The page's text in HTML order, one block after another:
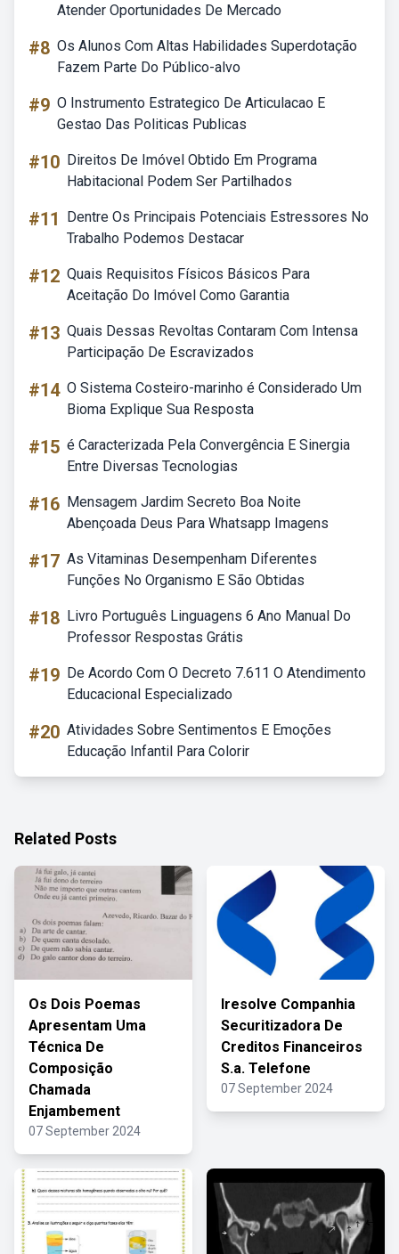
Atender Oportunidades De Mercado
#8 Os Alunos Com Altas Habilidades Superdotação
Fazem Parte Do Público-alvo
#9 O Instrumento Estrategico De Articulacao E
Gestao Das Politicas Publicas
#10 Direitos De Imóvel Obtido Em Programa
Habitacional Podem Ser Partilhados
#11
Dentre Os Principais Potenciais Estressores No
Trabalho Podemos Destacar
#12 Quais Requisitos Físicos Básicos Para
Aceitação Do Imóvel Como Garantia
#13 Quais Dessas Revoltas Contaram Com Intensa
Participação De Escravizados
#14 O Sistema Costeiro-marinho é Considerado Um
Bioma Explique Sua Resposta
#15 é Caracterizada Pela Convergência E Sinergia
Entre Diversas Tecnologias
#16 Mensagem Jardim Secreto Boa Noite
Abençoada Deus Para Whatsapp Imagens
#17 As Vitaminas Desempenham Diferentes
Funções No Organismo E São Obtidas
#18 Livro Português Linguagens 6 Ano Manual Do
Professor Respostas Grátis
#19 De Acordo Com O Decreto 7.611 O Atendimento
Educacional Especializado
#20 Atividades Sobre Sentimentos E Emoções
Educação Infantil Para Colorir
Related Posts
Os Dois Poemas
Apresentam Uma
Técnica De
Composição
Chamada
Enjambement
07 September 2024
Iresolve Companhia
Securitizadora De
Creditos Financeiros
S.a. Telefone
07 September 2024